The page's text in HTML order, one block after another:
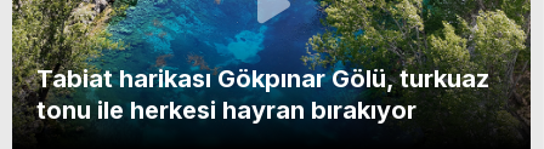
Tabiat harikası Gökpınar Gölü, turkuaz
tonu ile herkesi hayran bırakıyor